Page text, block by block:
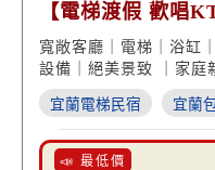
【電梯渡假 歡唱
浴缸 絕美景致】
寬敞客廳｜電梯｜浴缸
設備｜絕美景致 ｜家庭
宜蘭電梯民宿 宜蘭
📣 最低價